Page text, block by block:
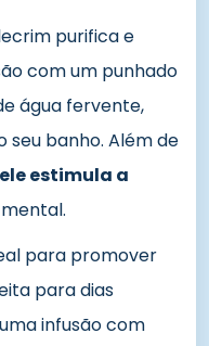
purifica e
com um punhado
água fervente,
seu banho. Além de
ele estimula a
para promover
para dias
infusão com